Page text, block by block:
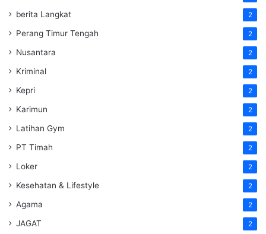
berita Langkat 2
Perang Timur Tengah 2
Nusantara 2
Kriminal 2
Kepri 2
Karimun 2
Latihan Gym 2
PT Timah 2
Loker 2
Kesehatan & Lifestyle 2
Agama 2
JAGAT 2